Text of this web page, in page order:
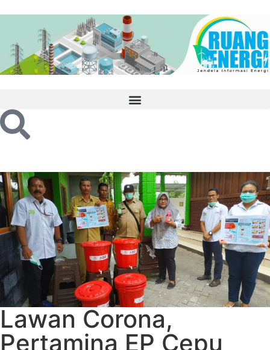
Lawan Corona,
Pertamina EP Cepu